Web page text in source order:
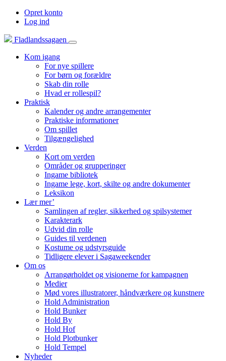
Opret konto
Log ind
Fladlandssagaen
Kom igang
For nye spillere
For børn og forældre
Skab din rolle
Hvad er rollespil?
Praktisk
Kalender og andre arrangementer
Praktiske informationer
Om spillet
Tilgængelighed
Verden
Kort om verden
Områder og grupperinger
Ingame bibliotek
Ingame lege, kort, skilte og andre dokumenter
Leksikon
Lær mer’
Samlingen af regler, sikkerhed og spilsystemer
Karakterark
Udvid din rolle
Guides til verdenen
Kostume og udstyrsguide
Tidligere elever i Sagaweekender
Om os
Arrangørholdet og visionerne for kampagnen
Medier
Mød vores illustratorer, håndværkere og kunstnere
Hold Administration
Hold Bunker
Hold By
Hold Hof
Hold Plotbunker
Hold Tempel
Nyheder